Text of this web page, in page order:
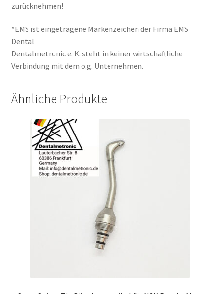
zurücknehmen!
*EMS ist eingetragene Markenzeichen der Firma EMS
Dental
Dentalmetronic e. K. steht in keiner wirtschaftliche
Verbindung mit dem o.g. Unternehmen.
Ähnliche Produkte